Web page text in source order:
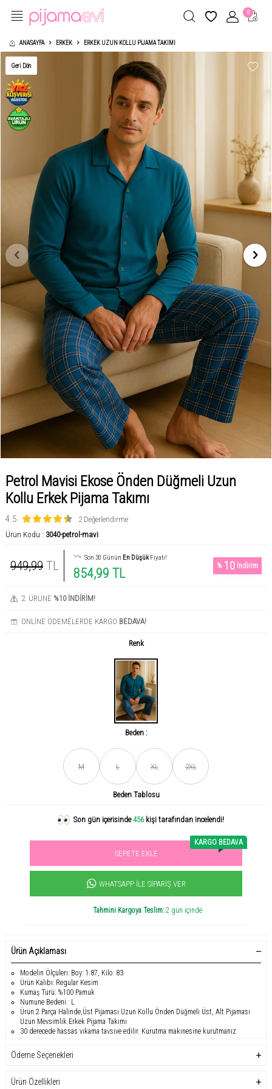
0
ANASAYFA ERKEK ERKEK UZUN KOLLU PIJAMA TAKIMI
Geri Dön
Petrol Mavisi Ekose Önden Düğmeli Uzun
Kollu Erkek Pijama Takımı
4.5
2 Değerlendirme
Ürün Kodu : 3040-petrol-mavi
949,99 TL
Son 30 Günün En DüşükFiyatı!
854,99 TL %10 İndirim
2. ÜRÜNE %10 İNDİRİM!
ONLİNE ÖDEMELERDE KARGO BEDAVA!
Renk
Beden :
M L XL 2XL
Beden Tablosu
Son gün içerisinde 456 kişi tarafından incelendi!
Sevilen ürün! 11.3B kişi favoriledi!
SEPETE EKLE
KARGO BEDAVA
WHATSAPP İLE SIPARIŞ VER
Tahmini Kargoya Teslim:2 gün içinde
Ürün Açıklaması
Modelin Ölçüleri: Boy: 1.87, Kilo: 83
Ürün Kalıbı: Regular Kesim
Kumaş Türü: %100 Pamuk
Numune Bedeni : L
Ürün 2 Parça Halinde,Üst Pijaması Uzun Kollu Önden Düğmeli Üst, Alt Pijaması
Uzun Mevsimlik Erkek Pijama Takımı
30 derecede hassas yıkama tavsiye edilir. Kurutma makinesine kurutmanız
Erkekler için konfor ve stilin bir araya geldiği
Takımı, lüks dokusu ve kaliteli kumaşıyla
dokunuş sağlar.
Ödeme Seçenekleri
Ürün Özellikleri